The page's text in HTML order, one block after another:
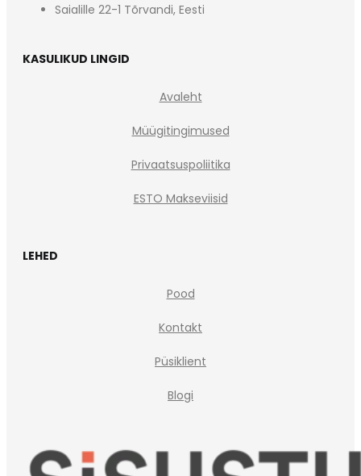
Saialille 22-1 Tõrvandi, Eesti
KASULIKUD LINGID
Avaleht
Müügitingimused
Privaatsuspoliitika
ESTO Makseviisid
LEHED
Pood
Kontakt
Püsiklient
Blogi